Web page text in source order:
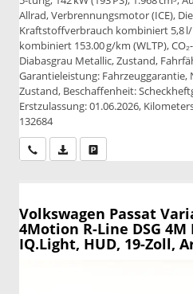
Allrad, Verbrennungsmotor (ICE),
Kraftstoffverbrauch kombiniert 5,8 l/
kombiniert 153.00 g/km (WLTP),
Diabasgrau Metallic, Zustand,
Garantieleistung: Fahrzeuggarantie,
Zustand, Beschaffenheit:
Erstzulassung: 01.06.2026,
132684
Wir rufen Sie anPDF-Datei, Fahrzeugexposé
Volkswagen Passat
4Motion R-Line DSG 4M
IQ.Light, HUD, 19-Zoll,